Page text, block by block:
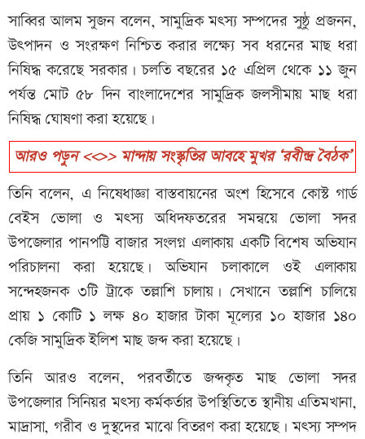
সাব্বির আলম সুজন বলেন, সামুদ্রিক মৎস্য সম্পদের সুষ্ঠু প্রজনন,
উৎপাদন ও সংরক্ষণ নিশ্চিত করার লক্ষ্যে সব ধরনের মাছ ধরা
নিষিদ্ধ করেছে সরকার। চলতি বছরের ১৫ এপ্রিল থেকে ১১ জুন
পর্যন্ত মোট ৫৮ দিন বাংলাদেশের সামুদ্রিক জলসীমায় মাছ ধরা
নিষিদ্ধ ঘোষণা করা হয়েছে।
আরও পড়ুন <<>> মান্দায় সংস্কৃতির আবহে মুখর ‘রবীন্দ্র বৈঠক’
তিনি বলেন, এ নিষেধাজ্ঞা বাস্তবায়নের অংশ হিসেবে কোস্ট গার্ড
বেইস ভোলা ও মৎস্য অধিদফতরের সমন্বয়ে ভোলা সদর
উপজেলার পানপট্টি বাজার সংলগ্ন এলাকায় একটি বিশেষ অভিযান
পরিচালনা করা হয়েছে। অভিযান চলাকালে ওই এলাকায়
সন্দেহজনক ৩টি ট্রাকে তল্লাশি চালায়। সেখানে তল্লাশি চালিয়ে
প্রায় ১ কোটি ১ লক্ষ ৪০ হাজার টাকা মূল্যের ১০ হাজার ১৪০
কেজি সামুদ্রিক ইলিশ মাছ জব্দ করা হয়েছে।
তিনি আরও বলেন, পরবর্তীতে জব্দকৃত মাছ ভোলা সদর
উপজেলার সিনিয়র মৎস্য কর্মকর্তার উপস্থিতিতে স্থানীয় এতিমখানা,
মাদ্রাসা, গরীব ও দুস্থদের মাঝে বিতরণ করা হয়েছে। মৎস্য সম্পদ